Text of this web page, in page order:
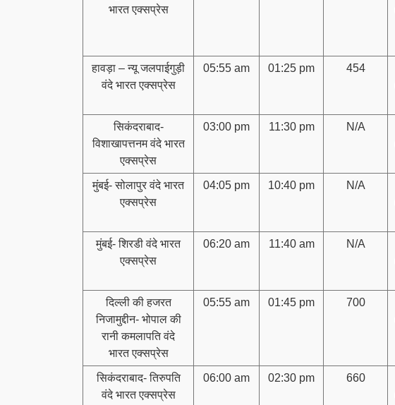
भारत एक्सप्रेस
हावड़ा – न्यू जलपाईगुड़ी
वंदे भारत एक्सप्रेस
05:55 am 01:25 pm 454
सिकंदराबाद-
विशाखापत्तनम वंदे भारत
एक्सप्रेस
03:00 pm 11:30 pm N/A
मुंबई- सोलापुर वंदे भारत
एक्सप्रेस
04:05 pm 10:40 pm N/A
मुंबई- शिरडी वंदे भारत
एक्सप्रेस
06:20 am 11:40 am N/A
दिल्ली की हजरत
निजामुद्दीन- भोपाल की
रानी कमलापति वंदे
भारत एक्सप्रेस
05:55 am 01:45 pm 700
सिकंदराबाद- तिरुपति
वंदे भारत एक्सप्रेस
06:00 am 02:30 pm 660